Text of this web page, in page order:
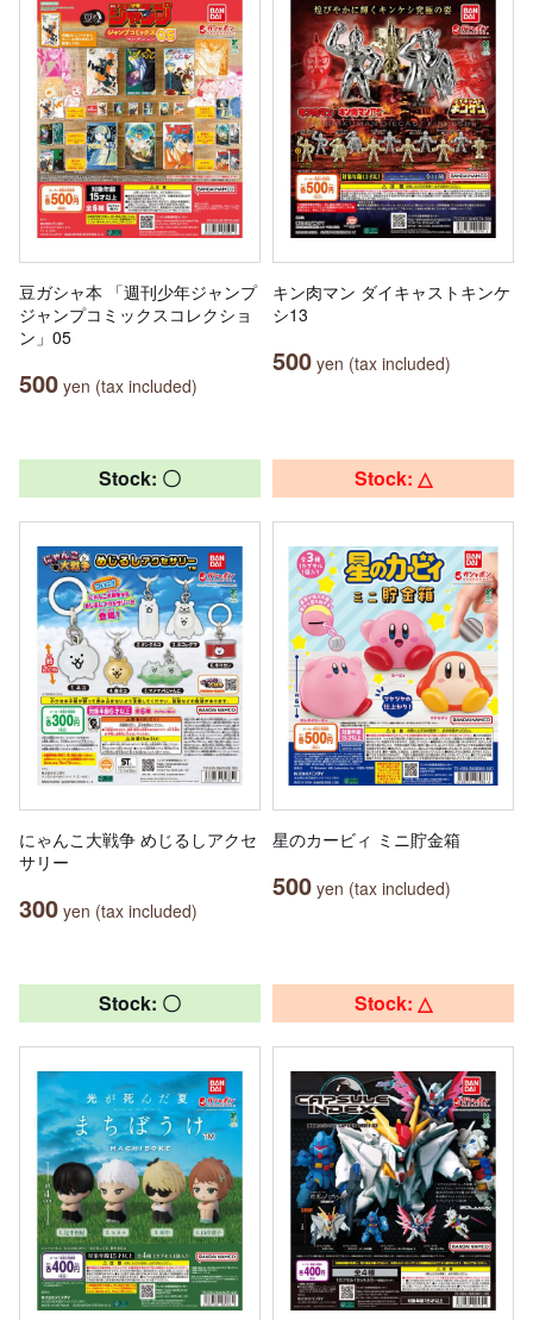
豆ガシャ本 「週刊少年ジャンプ
ジャンプコミックスコレクショ
ン」05
500 yen (tax included)
キン肉マン ダイキャストキンケ
シ13
500 yen (tax included)
Stock: 〇
にゃんこ大戦争 めじるしアクセ
サリー
300 yen (tax included)
Stock: △
星のカービィ ミニ貯金箱
500 yen (tax included)
Stock: 〇 Stock: △